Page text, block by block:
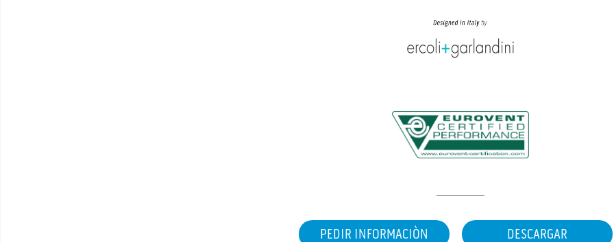
PEDIR INFORMACIÒN DESCARGAR